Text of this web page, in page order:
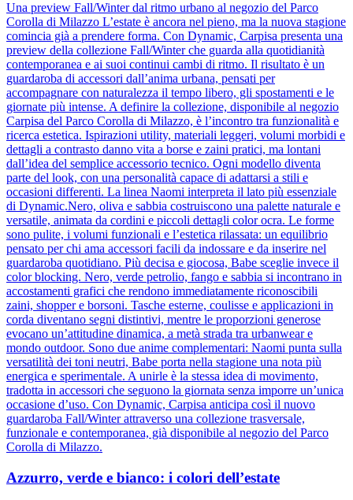
Una preview Fall/Winter dal ritmo urbano al negozio del Parco
Corolla di Milazzo L’estate è ancora nel pieno, ma la nuova stagione
comincia già a prendere forma. Con Dynamic, Carpisa presenta una
preview della collezione Fall/Winter che guarda alla quotidianità
contemporanea e ai suoi continui cambi di ritmo. Il risultato è un
guardaroba di accessori dall’anima urbana, pensati per
accompagnare con naturalezza il tempo libero, gli spostamenti e le
giornate più intense. A definire la collezione, disponibile al negozio
Carpisa del Parco Corolla di Milazzo, è l’incontro tra funzionalità e
ricerca estetica. Ispirazioni utility, materiali leggeri, volumi morbidi e
dettagli a contrasto danno vita a borse e zaini pratici, ma lontani
dall’idea del semplice accessorio tecnico. Ogni modello diventa
parte del look, con una personalità capace di adattarsi a stili e
occasioni differenti. La linea Naomi interpreta il lato più essenziale
di Dynamic.Nero, oliva e sabbia costruiscono una palette naturale e
versatile, animata da cordini e piccoli dettagli color ocra. Le forme
sono pulite, i volumi funzionali e l’estetica rilassata: un equilibrio
pensato per chi ama accessori facili da indossare e da inserire nel
guardaroba quotidiano. Più decisa e giocosa, Babe sceglie invece il
color blocking. Nero, verde petrolio, fango e sabbia si incontrano in
accostamenti grafici che rendono immediatamente riconoscibili
zaini, shopper e borsoni. Tasche esterne, coulisse e applicazioni in
corda diventano segni distintivi, mentre le proporzioni generose
evocano un’attitudine dinamica, a metà strada tra urbanwear e
mondo outdoor. Sono due anime complementari: Naomi punta sulla
versatilità dei toni neutri, Babe porta nella stagione una nota più
energica e sperimentale. A unirle è la stessa idea di movimento,
tradotta in accessori che seguono la giornata senza imporre un’unica
occasione d’uso. Con Dynamic, Carpisa anticipa così il nuovo
guardaroba Fall/Winter attraverso una collezione trasversale,
funzionale e contemporanea, già disponibile al negozio del Parco
Corolla di Milazzo.
Azzurro, verde e bianco: i colori dell’estate